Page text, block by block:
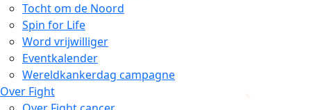
Tocht om de Noord
Spin for Life
Word vrijwilliger
Eventkalender
Wereldkankerdag campagne
Over Fight